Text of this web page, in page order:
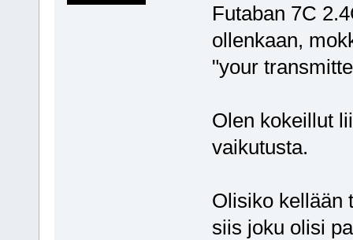
Futaban 7C
ollenkaan,
"your
Olen kokeillut
vaikutusta.
Olisiko kellään
siis joku olisi